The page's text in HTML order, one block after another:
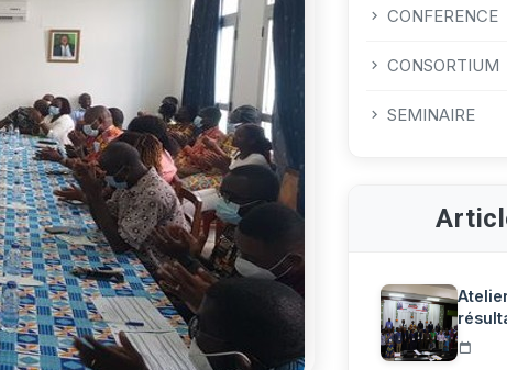
CONFERENCE
CONSORTIUM
SEMINAIRE